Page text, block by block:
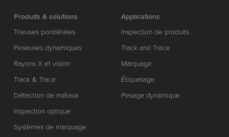
Produits & solutions
Trieuses pondérales
Peseuses dynamiques
Rayons X et vision
Track & Trace
Détection de métaux
Inspection optique
Systèmes de marquage
Applications
Inspection de produits
Track and Trace
Marquage
Étiquetage
Pesage dynamique